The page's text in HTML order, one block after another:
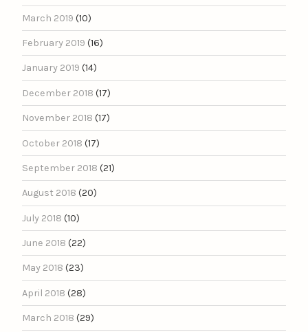
March 2019 (10)
February 2019 (16)
January 2019 (14)
December 2018 (17)
November 2018 (17)
October 2018 (17)
September 2018 (21)
August 2018 (20)
July 2018 (10)
June 2018 (22)
May 2018 (23)
April 2018 (28)
March 2018 (29)